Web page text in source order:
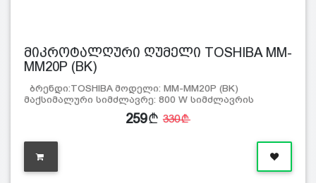
მიკროტალღური ღუმელი TOSHIBA MM-
MM20P (BK)
ბრენდი:TOSHIBA მოდელი: MM-MM20P (BK)
მაქსიმალური სიმძლავრე: 800 W სიმძლავრის
259 330